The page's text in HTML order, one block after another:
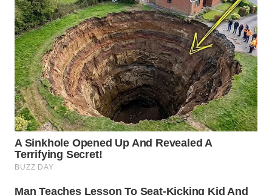
WN
MADURA
WN
SURABAYA
WN
NATUNA
WN
BINTAN